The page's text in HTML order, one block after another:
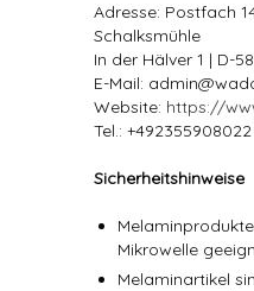
Adresse: Postfach
Schalksmühle
In der Hälver 1 | D-
E-Mail:
Website: https://
Tel.: +492355908022
Sicherheitshinweise
Mikrowelle
Melaminartikel